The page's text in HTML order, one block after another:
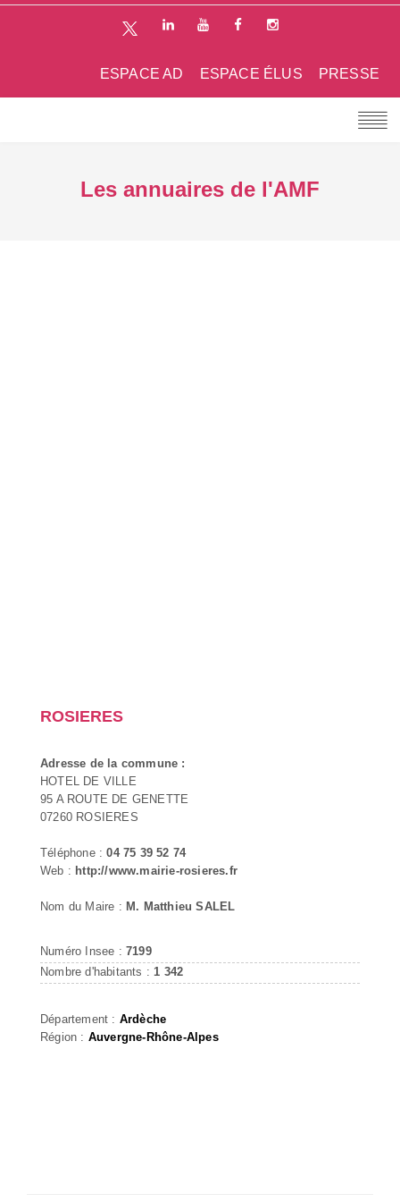
PRESSE
ESPACE ÉLUS
ESPACE AD
Les annuaires de l'AMF
ROSIERES
Adresse de la commune :
HOTEL DE VILLE
95 A ROUTE DE GENETTE
07260 ROSIERES
Téléphone :04 75 39 52 74
Web : http://www.mairie-rosieres.fr
Nom du Maire : M. Matthieu SALEL
Numéro Insee : 7199
Nombre d'habitants : 1 342
Département : Ardèche
Région : Auvergne-Rhône-Alpes